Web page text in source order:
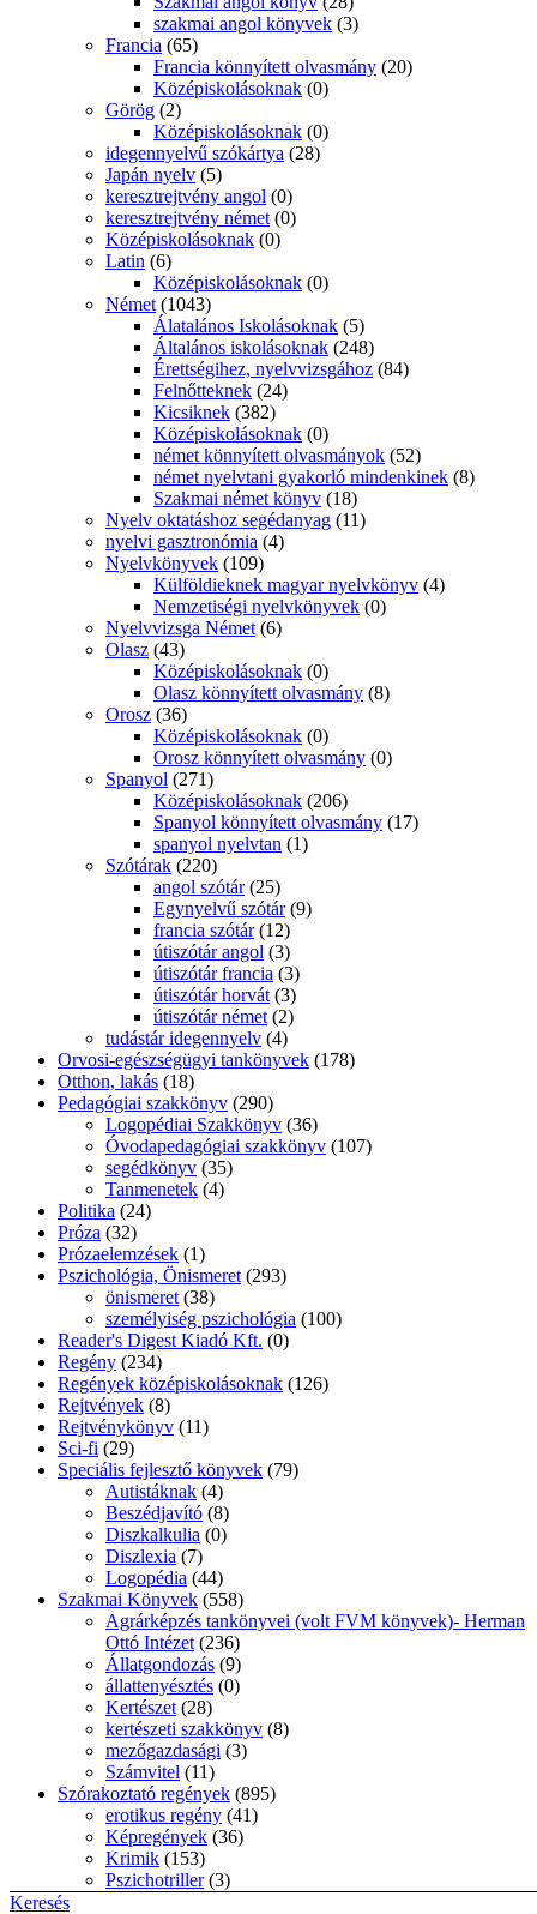
szakmai angol könyvek (3)
Francia (65)
Francia könnyített olvasmány (20)
Középiskolásoknak (0)
Görög (2)
Középiskolásoknak (0)
idegennyelvű szókártya (28)
Japán nyelv (5)
keresztrejtvény angol (0)
keresztrejtvény német (0)
Középiskolásoknak (0)
Latin (6)
Középiskolásoknak (0)
Német (1043)
Álatalános Iskolásoknak (5)
Általános iskolásoknak (248)
Érettségihez, nyelvvizsgához (84)
Felnőtteknek (24)
Kicsiknek (382)
Középiskolásoknak (0)
német könnyített olvasmányok (52)
német nyelvtani gyakorló mindenkinek (8)
Szakmai német könyv (18)
Nyelv oktatáshoz segédanyag (11)
nyelvi gasztronómia (4)
Nyelvkönyvek (109)
Külföldieknek magyar nyelvkönyv (4)
Nemzetiségi nyelvkönyvek (0)
Nyelvvizsga Német (6)
Olasz (43)
Középiskolásoknak (0)
Olasz könnyített olvasmány (8)
Orosz (36)
Középiskolásoknak (0)
Orosz könnyített olvasmány (0)
Spanyol (271)
Középiskolásoknak (206)
Spanyol könnyített olvasmány (17)
spanyol nyelvtan (1)
Szótárak (220)
angol szótár (25)
Egynyelvű szótár (9)
francia szótár (12)
útiszótár angol (3)
útiszótár francia (3)
útiszótár horvát (3)
útiszótár német (2)
tudástár idegennyelv (4)
Orvosi-egészségügyi tankönyvek (178)
Otthon, lakás (18)
Pedagógiai szakkönyv (290)
Logopédiai Szakkönyv (36)
Óvodapedagógiai szakkönyv (107)
segédkönyv (35)
Tanmenetek (4)
Politika (24)
Próza (32)
Prózaelemzések (1)
Pszichológia, Önismeret (293)
önismeret (38)
személyiség pszichológia (100)
Reader's Digest Kiadó Kft. (0)
Regény (234)
Regények középiskolásoknak (126)
Rejtvények (8)
Rejtvénykönyv (11)
Sci-fi (29)
Speciális fejlesztő könyvek (79)
Autistáknak (4)
Beszédjavító (8)
Diszkalkulia (0)
Diszlexia (7)
Logopédia (44)
Szakmai Könyvek (558)
Agrárképzés tankönyvei (volt FVM könyvek)- Herman
Ottó Intézet (236)
Állatgondozás (9)
állattenyésztés (0)
Kertészet (28)
kertészeti szakkönyv (8)
mezőgazdasági (3)
Számvitel (11)
Szórakoztató regények (895)
erotikus regény (41)
Képregények (36)
Krimik (153)
Pszichotriller (3)
Keresés